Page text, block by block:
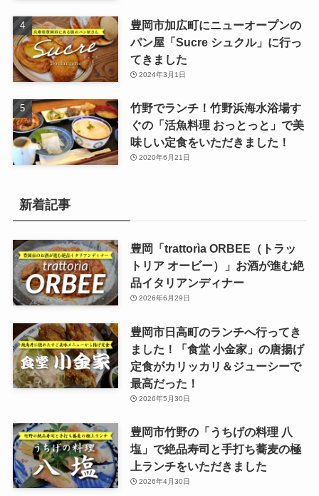
豊岡市加広町にニューオープンの
パン屋「Sucre シュクル」に行っ
てきました
2024年3月1日
竹野でランチ！竹野浜海水浴場す
ぐの「活魚料理 おっとっと」で美
味しい定食をいただきました！
2020年6月21日
新着記事
豊岡「trattorìa ORBEE（トラッ
トリア オービー）」お酒が進む絶
品イタリアンディナー
2026年6月29日
豊岡市日高町のランチへ行ってき
ました！「食堂 小金家」の唐揚げ
定食がカリッカリ＆ジューシーで
最高だった！
2026年5月30日
豊岡市竹野の「うちげの料理 八
塩」で絶品寿司と手打ち蕎麦の極
上ランチをいただきました
2026年4月30日